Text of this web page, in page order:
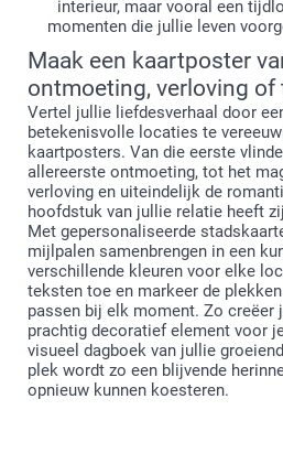
interieur, maar vooral een
momenten die jullie leven
Maak een kaartposter
ontmoeting, verloving of
Vertel jullie liefdesverhaal door
betekenisvolle locaties te
kaartposters. Van die eerste
allereerste ontmoeting, tot het
verloving en uiteindelijk de
hoofdstuk van jullie relatie heeft
Met gepersonaliseerde
mijlpalen samenbrengen in een
verschillende kleuren voor elke
teksten toe en markeer de
passen bij elk moment. Zo creëer
prachtig decoratief element voor
visueel dagboek van jullie
plek wordt zo een blijvende
opnieuw kunnen koesteren.